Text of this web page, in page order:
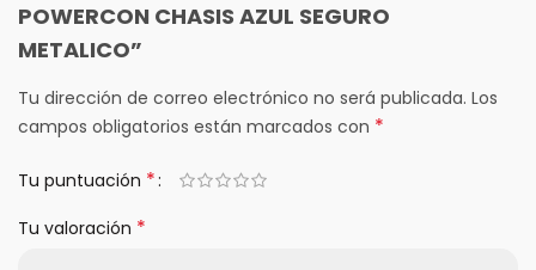
POWERCON CHASIS AZUL SEGURO
METALICO”
Tu dirección de correo electrónico no será publicada. Los
campos obligatorios están marcados con *
Tu puntuación *
Tu valoración *